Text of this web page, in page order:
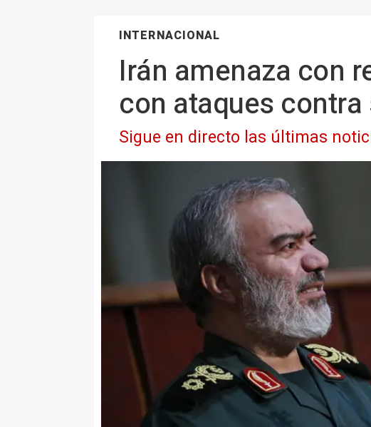
INTERNACIONAL
Irán amenaza con
con ataques
Sigue en directo las últimas